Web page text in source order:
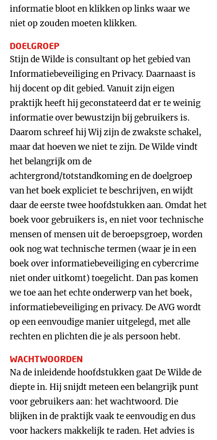
informatie bloot en klikken op links waar we
niet op zouden moeten klikken.
DOELGROEP
Stijn de Wilde is consultant op het gebied van
Informatiebeveiliging en Privacy. Daarnaast is
hij docent op dit gebied. Vanuit zijn eigen
praktijk heeft hij geconstateerd dat er te weinig
informatie over bewustzijn bij gebruikers is.
Daarom schreef hij Wij zijn de zwakste schakel,
maar dat hoeven we niet te zijn. De Wilde vindt
het belangrijk om de
achtergrond/totstandkoming en de doelgroep
van het boek expliciet te beschrijven, en wijdt
daar de eerste twee hoofdstukken aan. Omdat het
boek voor gebruikers is, en niet voor technische
mensen of mensen uit de beroepsgroep, worden
ook nog wat technische termen (waar je in een
boek over informatiebeveiliging en cybercrime
niet onder uitkomt) toegelicht. Dan pas komen
we toe aan het echte onderwerp van het boek,
informatiebeveiliging en privacy. De AVG wordt
op een eenvoudige manier uitgelegd, met alle
rechten en plichten die je als persoon hebt.
WACHTWOORDEN
Na de inleidende hoofdstukken gaat De Wilde de
diepte in. Hij snijdt meteen een belangrijk punt
voor gebruikers aan: het wachtwoord. Die
blijken in de praktijk vaak te eenvoudig en dus
voor hackers makkelijk te raden. Het advies is